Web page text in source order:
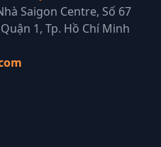
Saigon Centre, Số 67
1, Tp. Hồ Chí Minh